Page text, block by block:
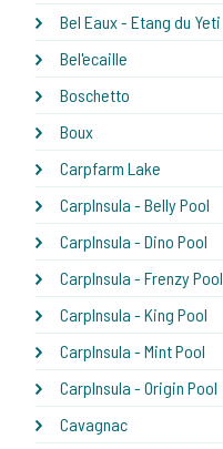
Bel Eaux - Etang du Yeti
Bel'ecaille
Boschetto
Boux
Carpfarm Lake
CarpInsula - Belly Pool
CarpInsula - Dino Pool
CarpInsula - Frenzy Pool
CarpInsula - King Pool
CarpInsula - Mint Pool
CarpInsula - Origin Pool
Cavagnac